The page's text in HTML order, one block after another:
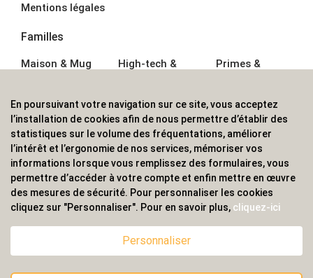
Mentions légales
Familles
Maison & Mug
Écriture
Bagagerie sacs
High-tech &
Sport &
Outdoor
Enfant
Primes &
Boisson
Textile &
Casquette
Accessoires de
bureau
ALVS, fournisseur d'objets publicitaires, pour les
professionnels. Une implantation nationale, une
couverture internationale.
En poursuivant votre navigation sur ce site, vous acceptez
l’installation de cookies afin de nous permettre d’établir des
statistiques sur le volume des fréquentations, améliorer
l’intérêt et l’ergonomie de nos services, mémoriser vos
informations lorsque vous remplissez des formulaires, vous
permettre d’accéder à votre compte et enfin mettre en œuvre
des mesures de sécurité. Pour personnaliser les cookies
cliquez sur "Personnaliser". Pour en savoir plus, cliquez-ici
Personnaliser